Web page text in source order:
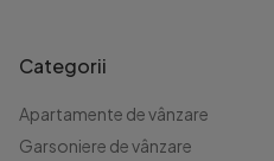
Categorii
Apartamente de vânzare
Garsoniere de vânzare